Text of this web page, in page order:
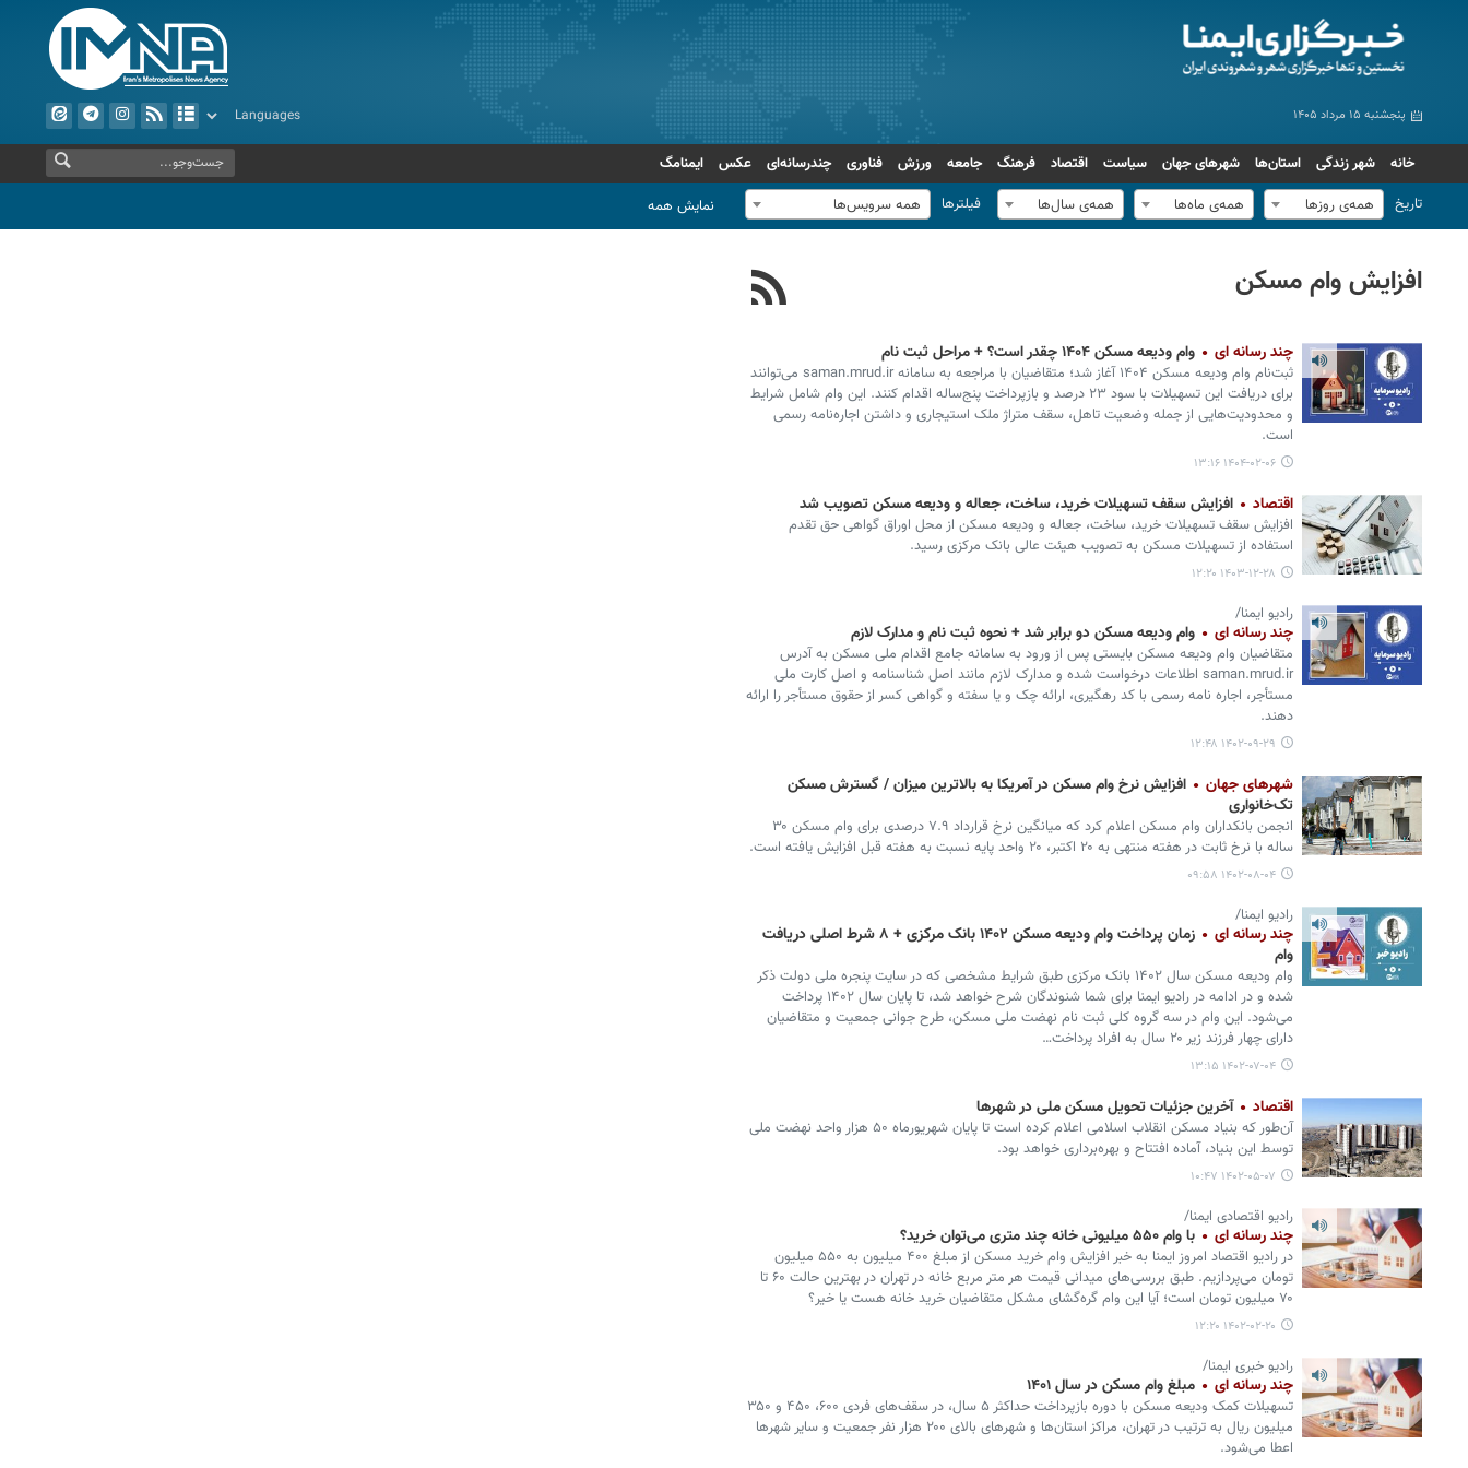
پنجشنبه ۱۵ مرداد ۱۴۰۵
خانه شهر زندگی استان‌ها شهرهای جهان سیاست اقتصاد فرهنگ جامعه ورزش فناوری چندرسانه‌ای عکس
ایمنامگ
تاریخ
همه‌ی روزها همه‌ی ماه‌ها همه‌ی سال‌ها فیلترها همه سرویس‌ها نمایش همه
افزایش وام مسکن
چند رسانه ای وام ودیعه مسکن ۱۴۰۴ چقدر است؟ + مراحل ثبت نام
ثبت‌نام وام ودیعه مسکن ۱۴۰۴ آغاز شد؛ متقاضیان با مراجعه به سامانه saman.mrud.ir می‌توانند
برای دریافت این تسهیلات با سود ۲۳ درصد و بازپرداخت پنج‌ساله اقدام کنند. این وام شامل شرایط
و محدودیت‌هایی از جمله وضعیت تاهل، سقف متراژ ملک استیجاری و داشتن اجاره‌نامه رسمی
است.
۱۴۰۴-۰۲-۰۶ ۱۳:۱۶
اقتصاد افزایش سقف تسهیلات خرید، ساخت، جعاله و ودیعه مسکن تصویب شد
افزایش سقف تسهیلات خرید، ساخت، جعاله و ودیعه مسکن از محل اوراق گواهی حق تقدم
استفاده از تسهیلات مسکن به تصویب هیئت عالی بانک مرکزی رسید.
۱۴۰۳-۱۲-۲۸ ۱۲:۲۰
رادیو ایمنا/
چند رسانه ای وام ودیعه مسکن دو برابر شد + نحوه ثبت نام و مدارک لازم
متقاضیان وام ودیعه مسکن بایستی پس از ورود به سامانه جامع اقدام ملی مسکن به آدرس
saman.mrud.ir اطلاعات درخواست شده و مدارک لازم مانند اصل شناسنامه و اصل کارت ملی
مستأجر، اجاره نامه رسمی با کد رهگیری، ارائه چک و یا سفته و گواهی کسر از حقوق مستأجر را ارائه
دهند.
۱۴۰۲-۰۹-۲۹ ۱۲:۴۸
شهرهای جهان
افزایش نرخ وام مسکن در آمریکا به بالاترین میزان / گسترش مسکن
تک‌خانواری
انجمن بانکداران وام مسکن اعلام کرد که میانگین نرخ قرارداد ۷.۹ درصدی برای وام مسکن ۳۰
ساله با نرخ ثابت در هفته منتهی به ۲۰ اکتبر، ۲۰ واحد پایه نسبت به هفته قبل افزایش یافته است.
۱۴۰۲-۰۸-۰۴ ۰۹:۵۸
رادیو ایمنا/
چند رسانه ای
زمان پرداخت وام ودیعه مسکن ۱۴۰۲ بانک مرکزی + ۸ شرط اصلی دریافت
وام
وام ودیعه مسکن سال ۱۴۰۲ بانک مرکزی طبق شرایط مشخصی که در سایت پنجره ملی دولت ذکر
شده و در ادامه در رادیو ایمنا برای شما شنوندگان شرح خواهد شد، تا پایان سال ۱۴۰۲ پرداخت
می‌شود. این وام در سه گروه کلی ثبت نام نهضت ملی مسکن، طرح جوانی جمعیت و متقاضیان
دارای چهار فرزند زیر ۲۰ سال به افراد پرداخت…
۱۴۰۲-۰۷-۰۴ ۱۳:۱۵
اقتصاد آخرین جزئیات تحویل مسکن ملی در شهرها
آن‌طور که بنیاد مسکن انقلاب اسلامی اعلام کرده است تا پایان شهریورماه ۵۰ هزار واحد نهضت ملی
توسط این بنیاد، آماده افتتاح و بهره‌برداری خواهد بود.
۱۴۰۲-۰۵-۰۷ ۱۰:۴۷
رادیو اقتصادی ایمنا/
چند رسانه ای با وام ۵۵۰ میلیونی خانه چند متری می‌توان خرید؟
در رادیو اقتصاد امروز ایمنا به خبر افزایش وام خرید مسکن از مبلغ ۴۰۰ میلیون به ۵۵۰ میلیون
تومان می‌پردازیم. طبق بررسی‌های میدانی قیمت هر متر مربع خانه در تهران در بهترین حالت ۶۰ تا
۷۰ میلیون تومان است؛ آیا این وام گره‌گشای مشکل متقاضیان خرید خانه هست یا خیر؟
۱۴۰۲-۰۲-۲۰ ۱۲:۲۰
رادیو خبری ایمنا/
چند رسانه ای مبلغ وام مسکن در سال ۱۴۰۱
تسهیلات کمک ودیعه مسکن با دوره بازپرداخت حداکثر ۵ سال، در سقف‌های فردی ۶۰۰، ۴۵۰ و ۳۵۰
میلیون ریال به ترتیب در تهران، مراکز استان‌ها و شهرهای بالای ۲۰۰ هزار نفر جمعیت و سایر شهرها
اعطا می‌شود.